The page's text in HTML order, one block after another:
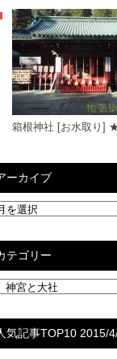
箱根神社 [お水取り
ーカイブ
テゴリー
気記事TOP10 2015/